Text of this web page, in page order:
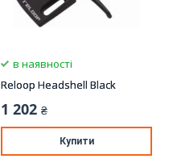
в наявності
Reloop Headshell Black
1 202 ₴
Купити